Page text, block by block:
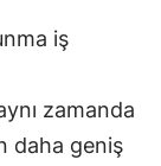
iş
zamanda
daha geniş